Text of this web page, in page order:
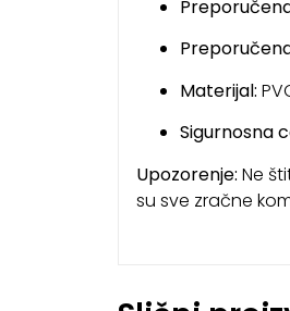
Materijal:
Sigurnosna
Upozorenje: Ne
su sve zračne